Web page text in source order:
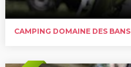
CAMPING DOMAINE DES BANS